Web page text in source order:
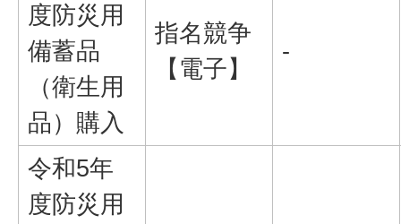
度防災用
備蓄品
（衛生用
品）購入
指名競争
【電子】
-
令和5年
度防災用